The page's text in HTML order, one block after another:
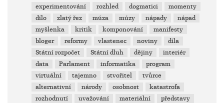
experimentování
rozhled dogmatici
momenty
dílo
zlatý řez múza múzy nápady
nápad
myšlenka
kritik komponování
manifesty
bloger
reformy vlastenec noviny
díla
Státní rozpočet
Státní dluh dějiny
interiér
data
Parlament informatika
program
virtuální
tajemno stvořitel
tvůrce
alternativní
národy osobnost
katastrofa
rozhodnutí
uvažování materiální
představy